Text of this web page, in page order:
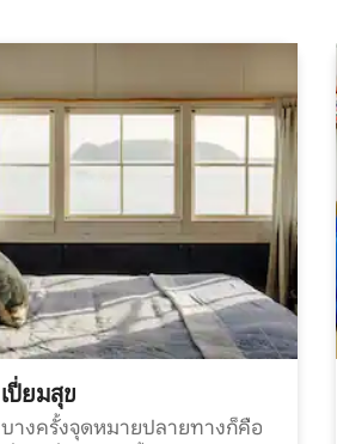
เปี่ยมสุข
บางครั้งจุดหมายปลายทางก็คือ